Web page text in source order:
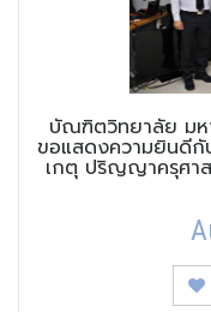
บัณฑิตวิทยาลัย มห
ขอแสดงความยินดี
เกตุ ปริญญาครุศา